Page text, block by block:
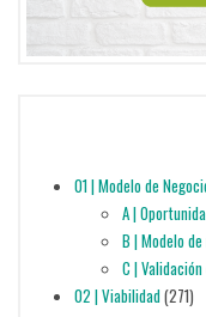
01 | Modelo de
A |
B | Modelo
C |
02 | Viabilidad(271)